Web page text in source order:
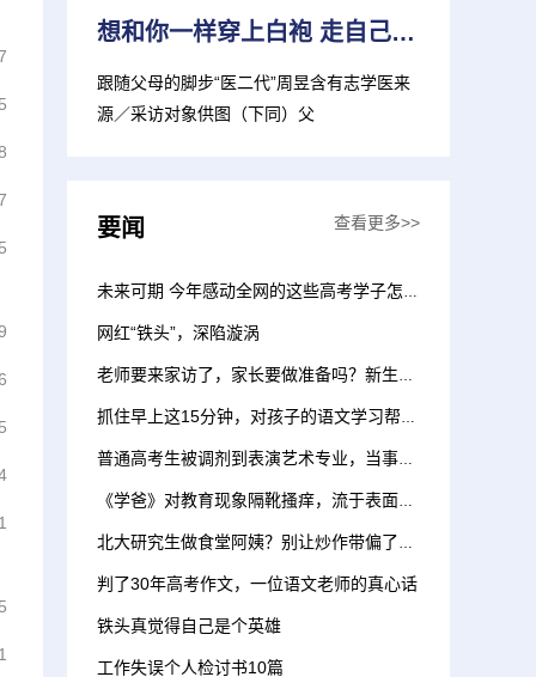
想和你一样穿上白袍 走自己的“医”路 复旦上医迎来多位“医二代”新生
跟随父母的脚步“医二代”周昱含有志学医来
源／采访对象供图（下同）父
要闻 查看更多>>
未来可期 今年感动全网的这些高考学子怎么样了？
网红“铁头”，深陷漩涡
老师要来家访了，家长要做准备吗？新生家访，架起师生沟通的第一座桥梁
抓住早上这15分钟，对孩子的语文学习帮助竟这么大！
普通高考生被调剂到表演艺术专业，当事人称不具备出道条件，校方回应
《学爸》对教育现象隔靴搔痒，流于表面，不够深刻
北大研究生做食堂阿姨？别让炒作带偏了节奏 | 新京报快评
判了30年高考作文，一位语文老师的真心话
铁头真觉得自己是个英雄
工作失误个人检讨书10篇